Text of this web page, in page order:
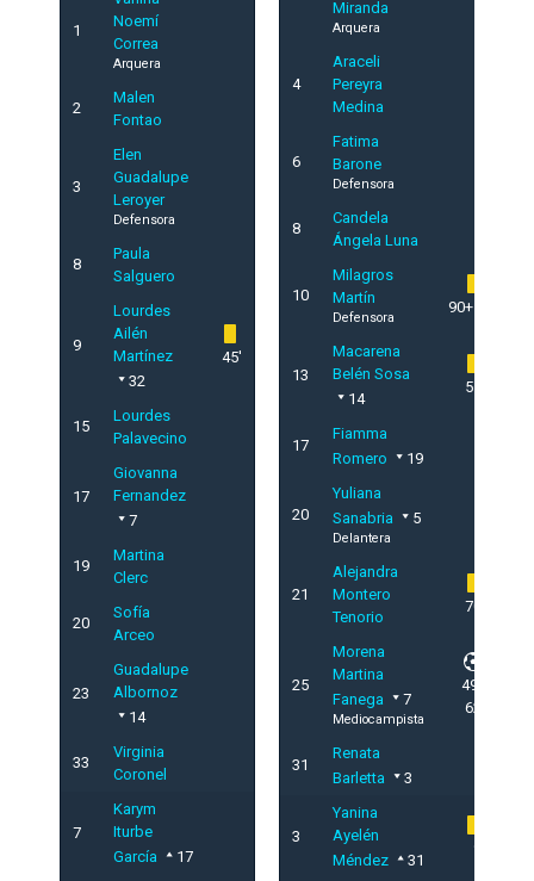
1
Noemí
Correa
Arquera
2
Malen
Fontao
3
Elen
Guadalupe
Leroyer
Defensora
8
Paula
Salguero
9
Lourdes
Ailén
Martínez
32
45'
15
Lourdes
Palavecino
17
Giovanna
Fernandez
7
19
Martina
Clerc
20
Sofía
Arceo
23
Guadalupe
Albornoz
14
33
Virginia
Coronel
7
Karym
Iturbe
García
17
Miranda
Arquera
4
Araceli
Pereyra
Medina
6
Fatima
Barone
Defensora
8
Candela
Ángela Luna
10
Milagros
Martín
Defensora
90+1'
13
Macarena
Belén Sosa
14
55'
17
Fiamma
Romero
19
20
Yuliana
Sanabria
5
Delantera
21
Alejandra
Montero
Tenorio
70'
25
Morena
Martina
Fanega
7
Mediocampista
49',
62'
31
Renata
Barletta
3
3
Yanina
Ayelén
Méndez
31